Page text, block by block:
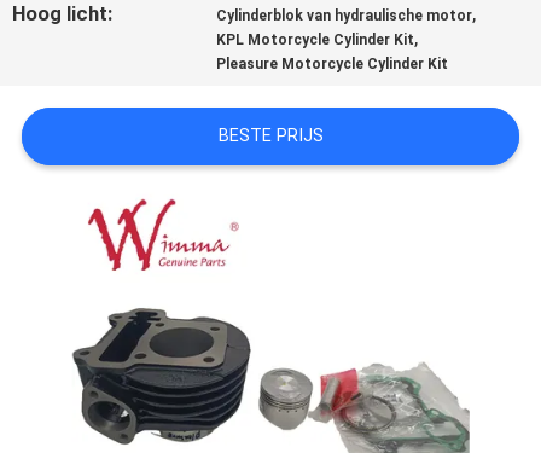
PRIVACYBELEID
Hoog licht: Cylinderblok van hydraulische motor,
KPL Motorcycle Cylinder Kit,
Pleasure Motorcycle Cylinder Kit
BESTE PRIJS